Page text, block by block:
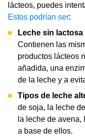
lácteos, puedes
Estos podrían ser:
Leche sin
Contienen las
productos lácteos
añadida, una
de la leche y a
Tipos de leche
de soja, la leche
la leche de
a base de ellos.